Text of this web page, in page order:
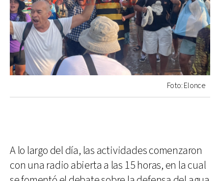
Foto: Elonce
A lo largo del día, las actividades comenzaron
con una radio abierta a las 15 horas, en la cual